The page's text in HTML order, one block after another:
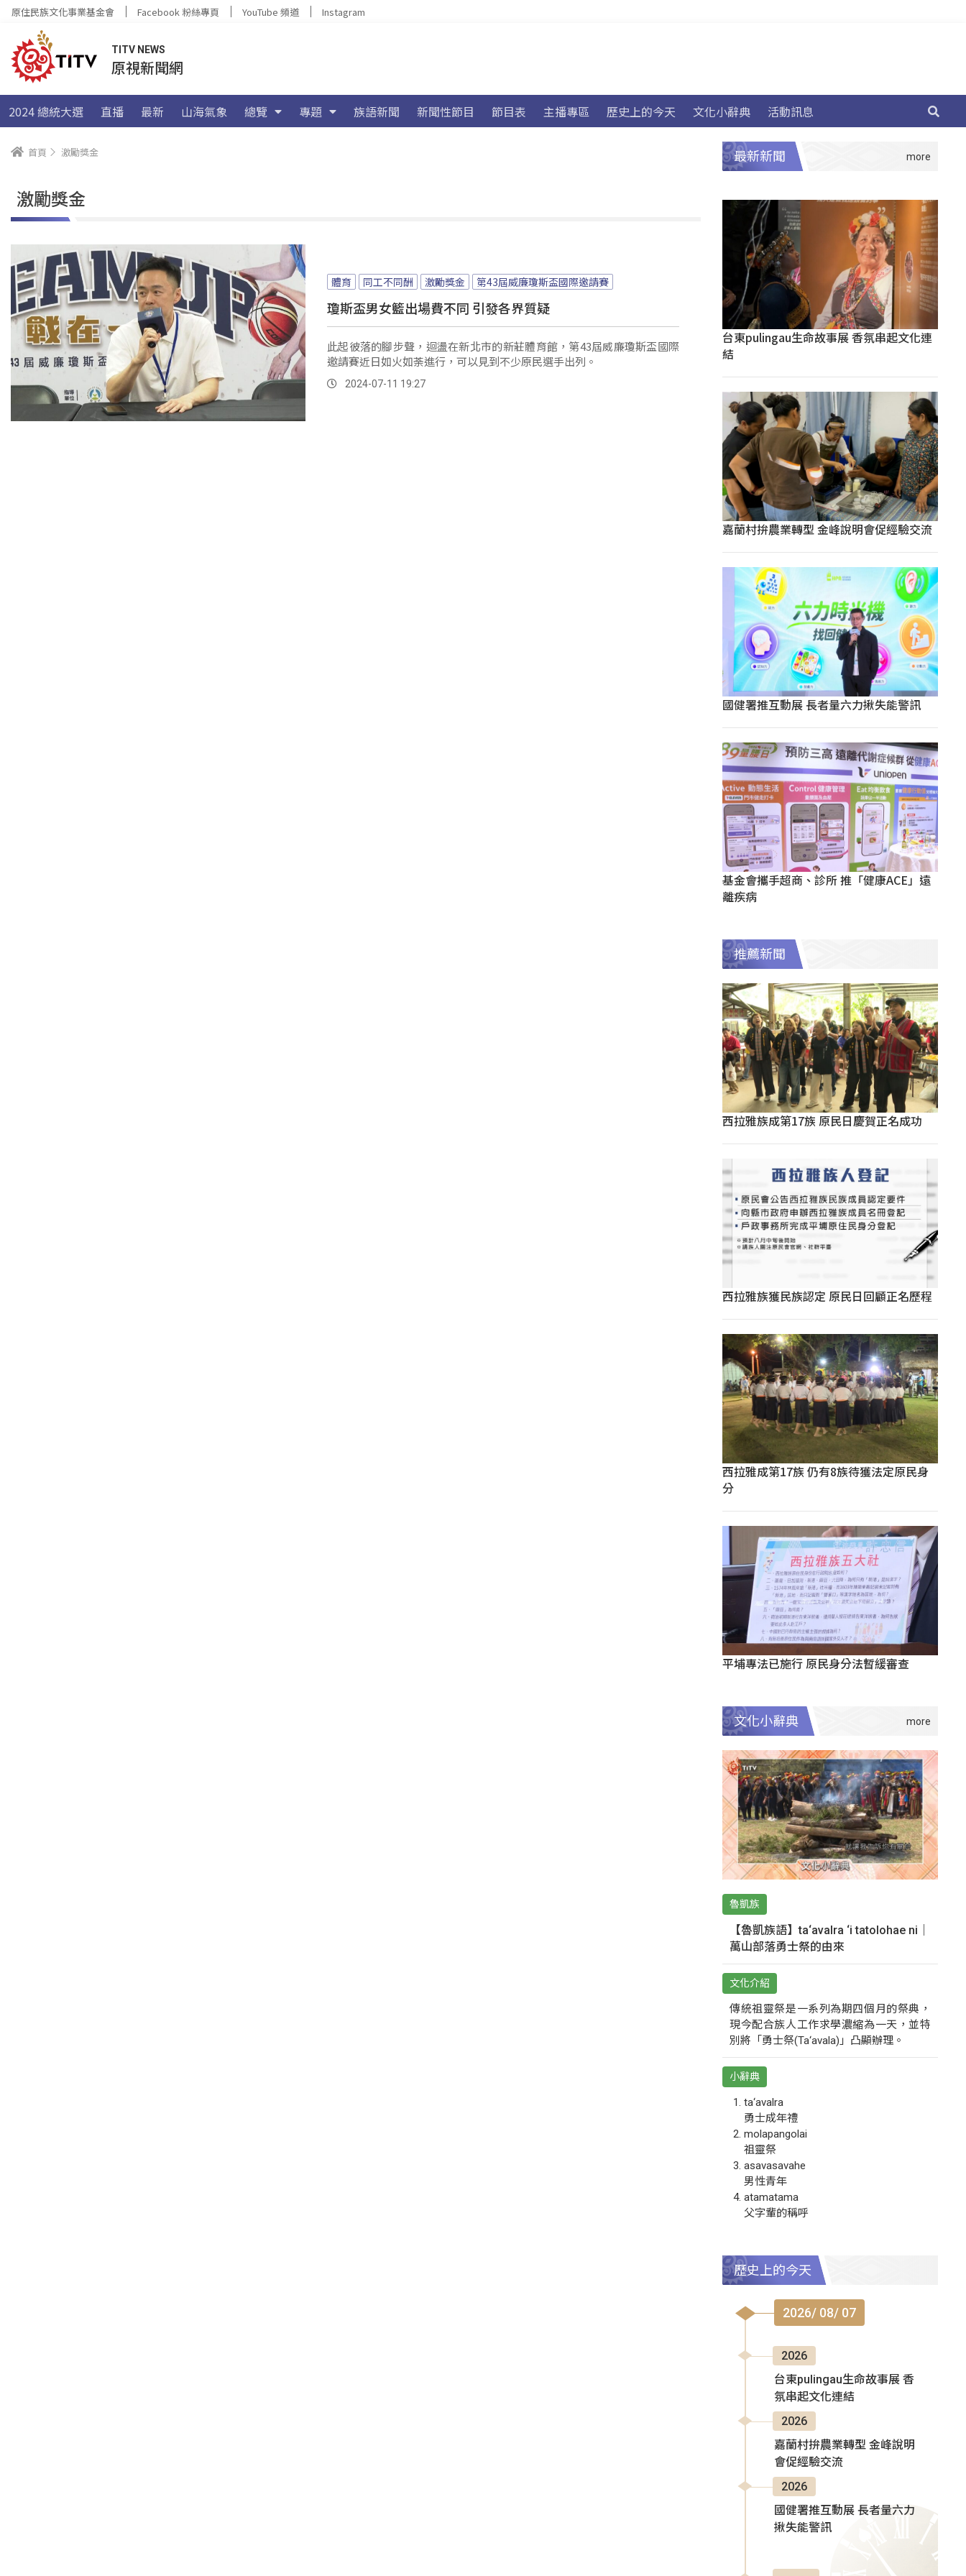
原住民族文化事業基金會 Facebook 粉絲專頁 YouTube 頻道 Instagram
TITV NEWS
原視新聞網
2024 總統大選 直播 最新 山海氣象 總覽 專題 族語新聞 新聞性節目 節目表 主播專區 歷史上的今天 文化小辭典 活動訊息
首頁 激勵獎金
激勵獎金
體育 同工不同酬 激勵獎金 第43屆威廉瓊斯盃國際邀請賽
瓊斯盃男女籃出場費不同 引發各界質疑
此起彼落的腳步聲，迴盪在新北市的新莊體育館，第43屆威廉瓊斯盃國際
邀請賽近日如火如荼進行，可以見到不少原民選手出列。
2024-07-11 19:27
最新新聞
台東pulingau生命故事展 香氛串起文化連
結
嘉蘭村拚農業轉型 金峰說明會促經驗交流
國健署推互動展 長者量六力揪失能警訊
基金會攜手超商、診所 推「健康ACE」遠
離疾病
推薦新聞
西拉雅族成第17族 原民日慶賀正名成功
西拉雅族獲民族認定 原民日回顧正名歷程
西拉雅成第17族 仍有8族待獲法定原民身
分
平埔專法已施行 原民身分法暫緩審查
文化小辭典
魯凱族
【魯凱族語】ta‘avalra ‘i tatolohae ni｜
萬山部落勇士祭的由來
文化介紹
傳統祖靈祭是一系列為期四個月的祭典，
現今配合族人工作求學濃縮為一天，並特
別將「勇士祭(Ta‘avala)」凸顯辦理。
小辭典
ta‘avalra
勇士成年禮
molapangolai
祖靈祭
asavasavahe
男性青年
atamatama
父字輩的稱呼
歷史上的今天
2026/ 08/ 07
2026
台東pulingau生命故事展 香
氛串起文化連結
2026
嘉蘭村拚農業轉型 金峰說明
會促經驗交流
2026
國健署推互動展 長者量六力
揪失能警訊